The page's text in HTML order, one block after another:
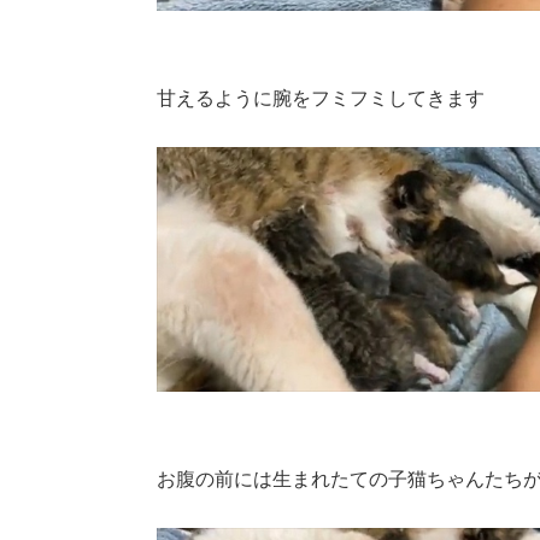
甘えるように腕をフミフミしてきます
お腹の前には生まれたての子猫ちゃんたち